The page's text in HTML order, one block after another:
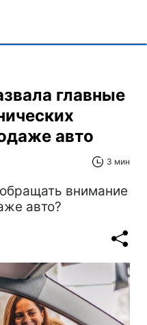
главные
авто
3 мин
внимание
авто?